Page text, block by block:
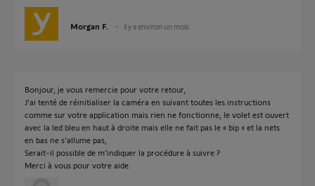
Morgan F. il y a environ un mois
Bonjour, je vous remercie pour votre retour,
J’ai tenté de réinitialiser la caméra en suivant toutes les instructions
comme sur votre application mais rien ne fonctionne, le volet est ouvert
avec la led bleu en haut à droite mais elle ne fait pas le « bip » et la nets
en bas ne s’allume pas,
Serait-il possible de m’indiquer la procédure à suivre ?
Merci à vous pour votre aide.